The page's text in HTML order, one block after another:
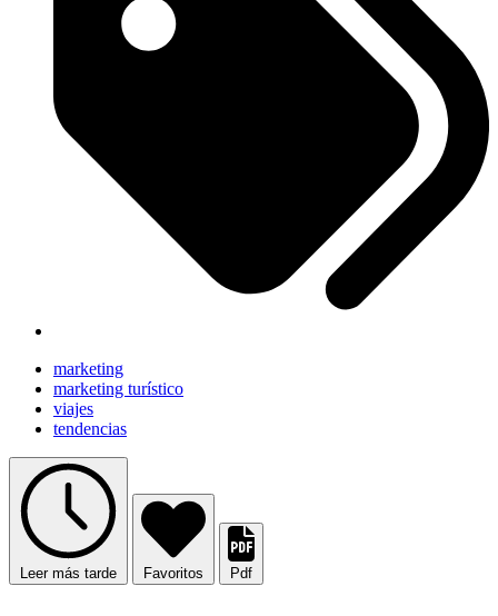
marketing
marketing turístico
viajes
tendencias
Leer más tarde Favoritos Pdf